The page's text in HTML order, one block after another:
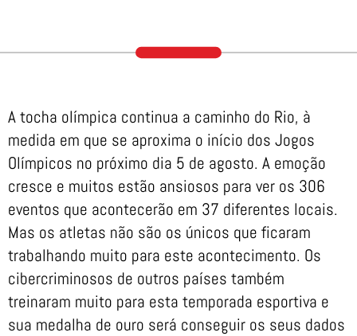
A tocha olímpica continua a caminho do Rio, à
medida em que se aproxima o início dos Jogos
Olímpicos no próximo dia 5 de agosto. A emoção
cresce e muitos estão ansiosos para ver os 306
eventos que acontecerão em 37 diferentes locais.
Mas os atletas não são os únicos que ficaram
trabalhando muito para este acontecimento. Os
cibercriminosos de outros países também
treinaram muito para esta temporada esportiva e
sua medalha de ouro será conseguir os seus dados